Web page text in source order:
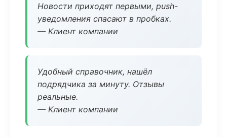
Новости приходят первыми, push-
уведомления спасают в пробках.
— Клиент компании
Удобный справочник, нашёл
подрядчика за минуту. Отзывы
реальные.
— Клиент компании